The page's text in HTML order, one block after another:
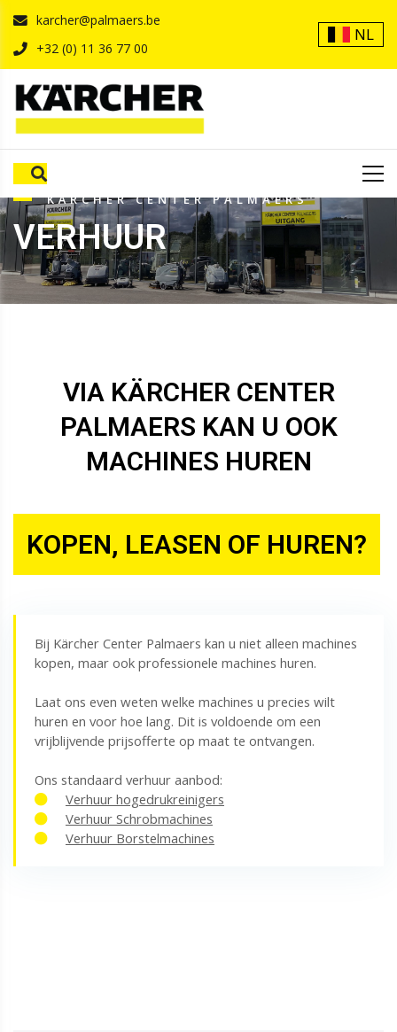
karcher@palmaers.be
+32 (0) 11 36 77 00
NL
KÄRCHER CENTER PALMAERS
VERHUUR
VIA KÄRCHER CENTER
PALMAERS KAN U OOK
MACHINES HUREN
KOPEN, LEASEN OF HUREN?
Bij Kärcher Center Palmaers kan u niet alleen machines
kopen, maar ook professionele machines huren.
Laat ons even weten welke machines u precies wilt
huren en voor hoe lang. Dit is voldoende om een
vrijblijvende prijsofferte op maat te ontvangen.
Ons standaard verhuur aanbod:
Verhuur hogedrukreinigers
Verhuur Schrobmachines
Verhuur Borstelmachines